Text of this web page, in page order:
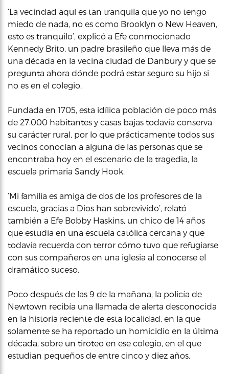
‘La vecindad aquí es tan tranquila que yo no tengo
miedo de nada, no es como Brooklyn o New Heaven,
esto es tranquilo’, explicó a Efe conmocionado
Kennedy Brito, un padre brasileño que lleva más de
una década en la vecina ciudad de Danbury y que se
pregunta ahora dónde podrá estar seguro su hijo si
no es en el colegio.
Fundada en 1705, esta idílica población de poco más
de 27.000 habitantes y casas bajas todavía conserva
su carácter rural, por lo que prácticamente todos sus
vecinos conocían a alguna de las personas que se
encontraba hoy en el escenario de la tragedia, la
escuela primaria Sandy Hook.
‘Mi familia es amiga de dos de los profesores de la
escuela, gracias a Dios han sobrevivido’, relató
también a Efe Bobby Haskins, un chico de 14 años
que estudia en una escuela católica cercana y que
todavía recuerda con terror cómo tuvo que refugiarse
con sus compañeros en una iglesia al conocerse el
dramático suceso.
Poco después de las 9 de la mañana, la policía de
Newtown recibía una llamada de alerta desconocida
en la historia reciente de esta localidad, en la que
solamente se ha reportado un homicidio en la última
década, sobre un tiroteo en ese colegio, en el que
estudian pequeños de entre cinco y diez años.